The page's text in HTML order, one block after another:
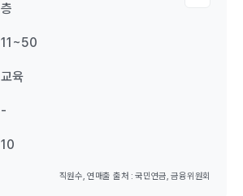
층
11~50
교육
-
10
직원수, 연매출 출처 : 국민연금, 금융위원회